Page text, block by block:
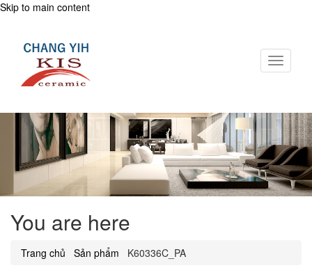
Skip to main content
Toggle
You are here
Trang chủ Sản phẩm K60336C_PA